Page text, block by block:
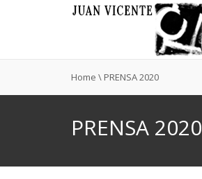
Home \ PRENSA 2020
PRENSA 2020